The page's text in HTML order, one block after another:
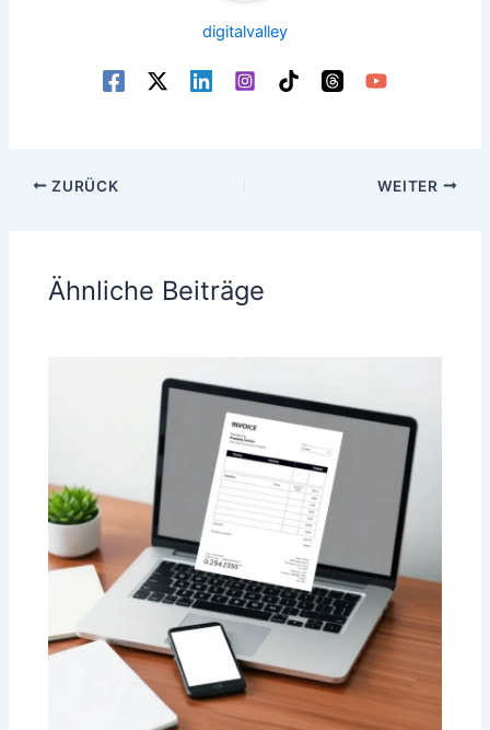
digitalvalley
ZURÜCK WEITER
Ähnliche Beiträge